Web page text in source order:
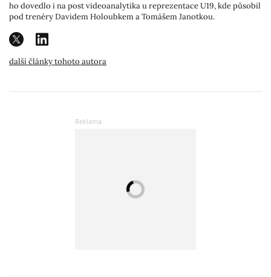
ho dovedlo i na post videoanalytika u reprezentace U19, kde působil
pod trenéry Davidem Holoubkem a Tomášem Janotkou.
další články tohoto autora